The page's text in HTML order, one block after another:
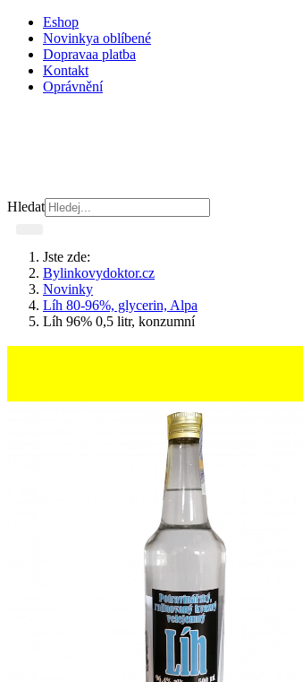
Eshop
Novinkya oblíbené
Dopravaa platba
Kontakt
Oprávnění
Hledat
Jste zde:
Bylinkovydoktor.cz
Novinky
Líh 80-96%, glycerin, Alpa
Líh 96% 0,5 litr, konzumní